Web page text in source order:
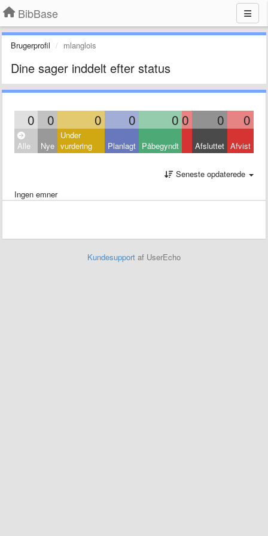
BibBase
Brugerprofil mlanglois
Dine sager inddelt efter status
0 0 0 0 0 0 0 0
Alle Nye
Under
vurdering
Planlagt Påbegyndt Afsluttet Afvist
Seneste opdaterede
Ingen emner
Kundesupport af UserEcho